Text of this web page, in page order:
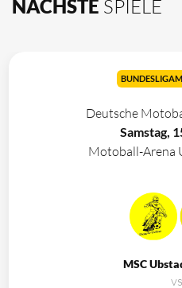
NÄCHSTE SPIELE
Deutsche
Samstag,
Motoball-Arena
MSC